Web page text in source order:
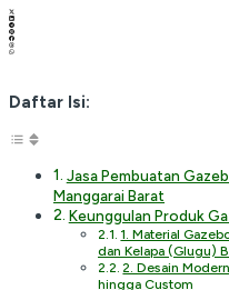
Daftar Isi:
Jasa Pembuatan
Manggarai Barat
Keunggulan Produk
1. Material
dan Kelapa (Glugu)
2. Desain
hingga Custom